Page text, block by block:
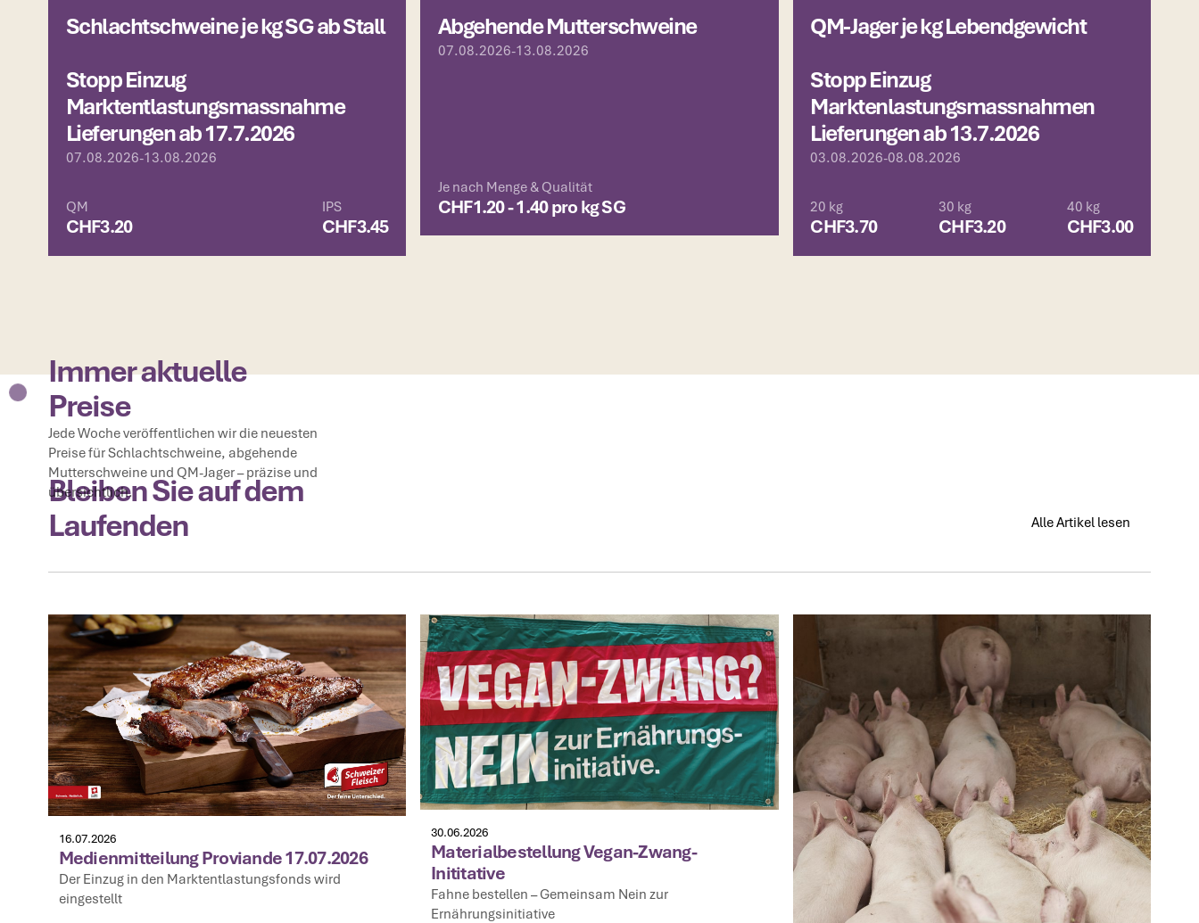
Schlachtschweine je kg SG ab Stall
Stopp Einzug
Marktentlastungsmassnahme
Lieferungen ab 17.7.2026
07.08.2026-13.08.2026
QM
CHF3.20
IPS
CHF3.45
Abgehende Mutterschweine
07.08.2026-13.08.2026
Je nach Menge & Qualität
CHF1.20 - 1.40 pro kg SG
QM-Jager je kg Lebendgewicht
Stopp Einzug
Marktenlastungsmassnahmen
Lieferungen ab 13.7.2026
03.08.2026-08.08.2026
20 kg
CHF3.70
30 kg
CHF3.20
40 kg
CHF3.00
Immer aktuelle
Preise
Jede Woche veröffentlichen wir die neuesten
Preise für Schlachtschweine, abgehende
Mutterschweine und QM-Jager – präzise und
übersichtlich.
Bleiben Sie auf dem
Laufenden
Alle Artikel lesen
16.07.2026
Medienmitteilung Proviande 17.07.2026
Der Einzug in den Marktentlastungsfonds wird
eingestellt
30.06.2026
Materialbestellung Vegan-Zwang-
Inititative
Fahne bestellen – Gemeinsam Nein zur
Ernährungsinitiative